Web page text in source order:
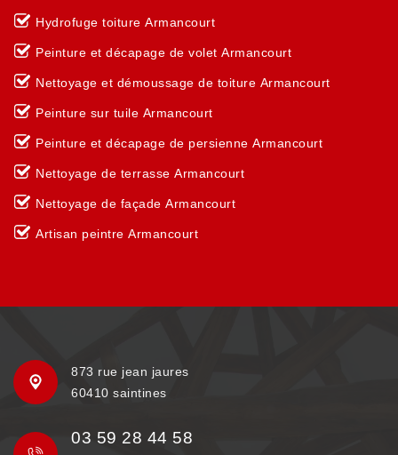
Hydrofuge toiture Armancourt
Peinture et décapage de volet Armancourt
Nettoyage et démoussage de toiture Armancourt
Peinture sur tuile Armancourt
Peinture et décapage de persienne Armancourt
Nettoyage de terrasse Armancourt
Nettoyage de façade Armancourt
Artisan peintre Armancourt
873 rue jean jaures
60410 saintines
03 59 28 44 58